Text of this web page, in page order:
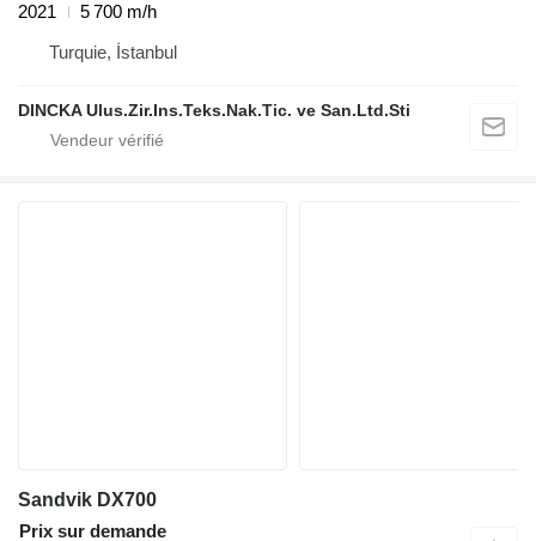
2021
5 700 m/h
Turquie, İstanbul
DINCKA Ulus.Zir.Ins.Teks.Nak.Tic. ve San.Ltd.Sti
Sandvik DX700
Prix sur demande